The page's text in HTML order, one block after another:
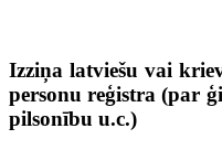
Izziņa latviešu vai
personu reģistra (par
pilsonību u.c.)